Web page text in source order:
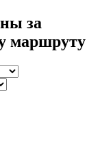
за
маршруту